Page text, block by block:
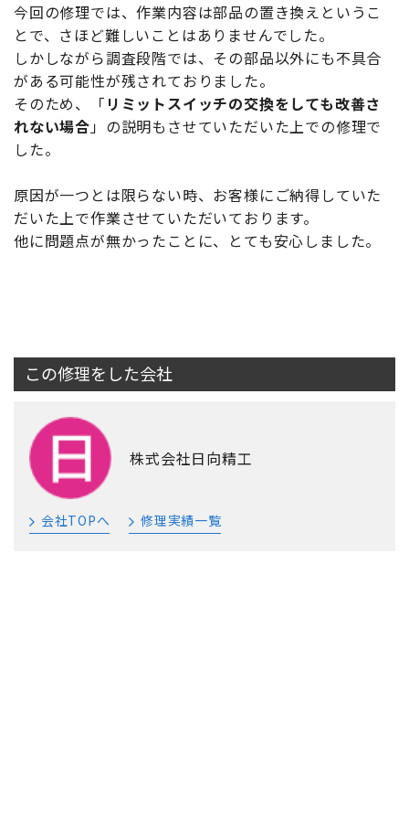
今回の修理では、作業内容は部品の置き換えというこ
とで、さほど難しいことはありませんでした。
しかしながら調査段階では、その部品以外にも不具合
がある可能性が残されておりました。
そのため、「 リミットスイッチの交換をしても改善さ
れない場合」の説明もさせていただいた上での修理で
した。
原因が一つとは限らない時、お客様にご納得していた
だいた上で作業させていただいております。
他に問題点が無かったことに、とても安心しました。
この修理をした会社
株式会社日向精工
会社TOPへ 修理実績一覧